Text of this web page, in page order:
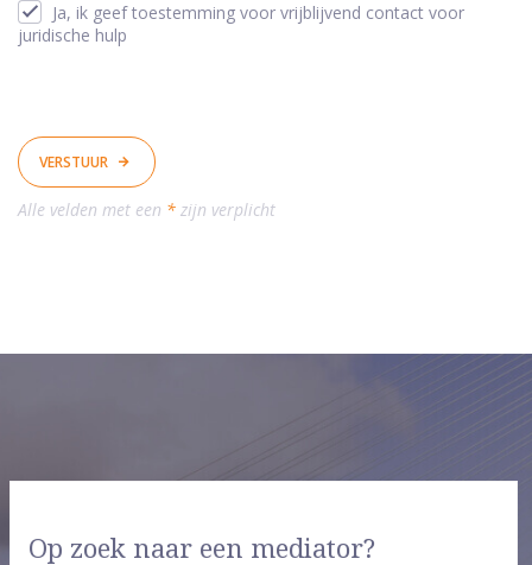
Ja, ik geef toestemming voor vrijblijvend contact voor
juridische hulp
VERSTUUR
Alle velden met een * zijn verplicht
Op zoek naar een mediator?